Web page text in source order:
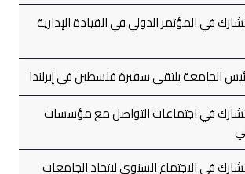
في المؤتمر الدولي في القيادة الإدارية
الجامعة يلتقي سفيرة فلسطين في إيرلندا
في اجتماعات التواصل مع مؤسسات
في الاجتماع السنوي لاتحاد الجامعات